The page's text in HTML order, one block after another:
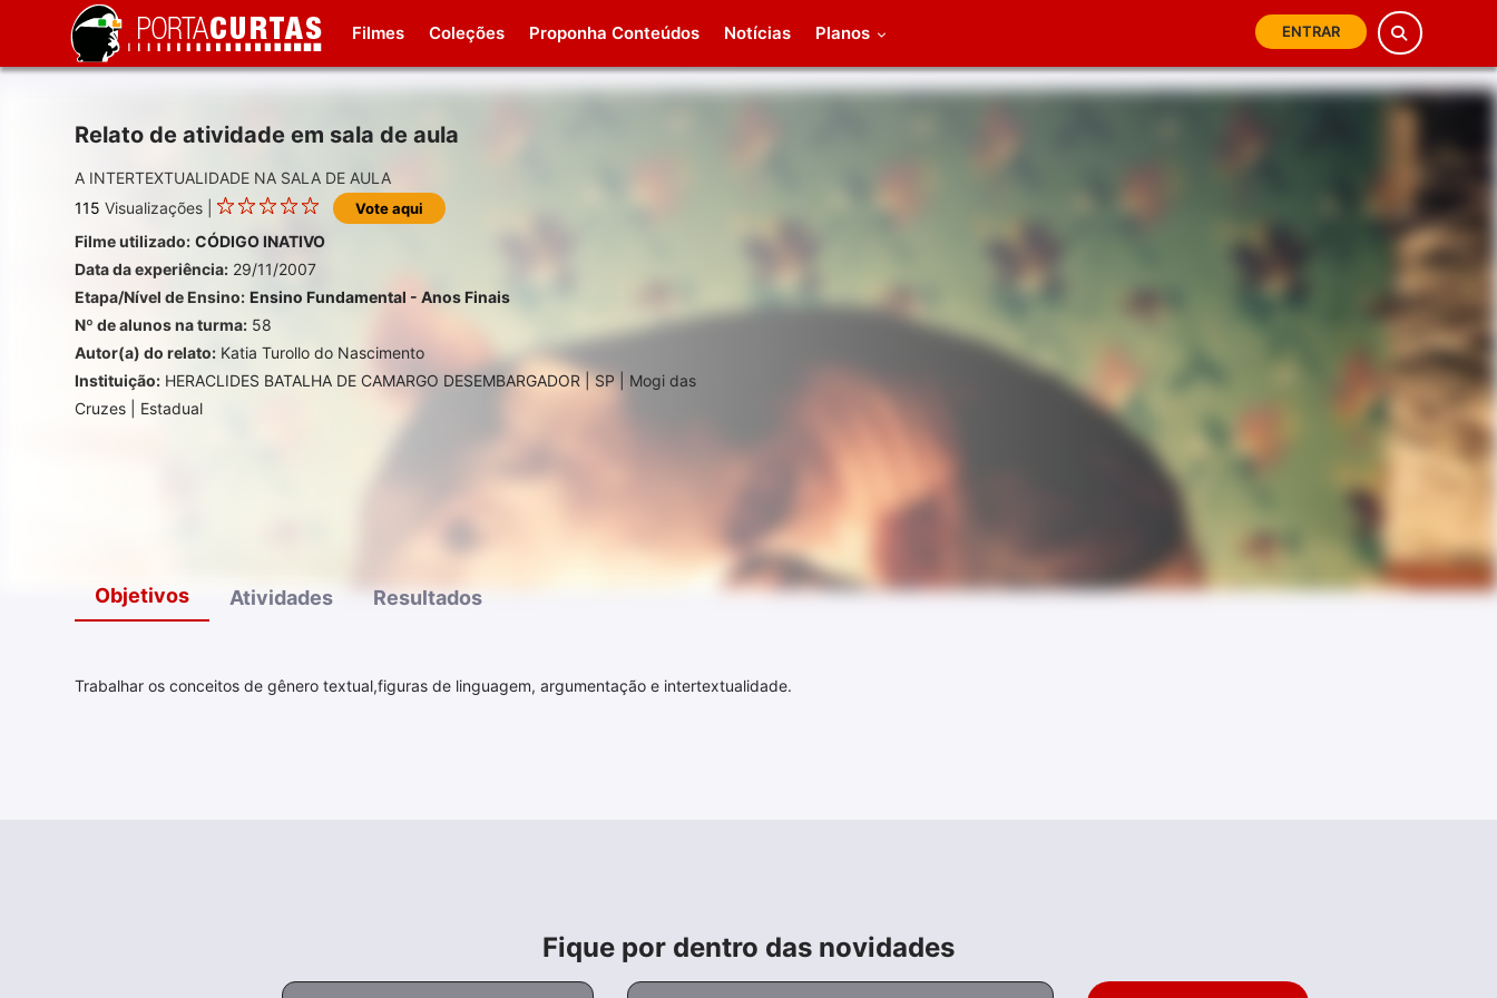
Filmes Coleções Proponha Conteúdos Notícias Planos ENTRAR
Relato de atividade em sala de aula
A INTERTEXTUALIDADE NA SALA DE AULA
115 Visualizações | Vote aqui
Filme utilizado: CÓDIGO INATIVO
Data da experiência: 29/11/2007
Etapa/Nível de Ensino: Ensino Fundamental - Anos Finais
Nº de alunos na turma: 58
Autor(a) do relato: Katia Turollo do Nascimento
Instituição: HERACLIDES BATALHA DE CAMARGO DESEMBARGADOR | SP | Mogi das
Cruzes | Estadual
Objetivos Atividades Resultados
Trabalhar os conceitos de gênero textual,figuras de linguagem, argumentação e intertextualidade.
Fique por dentro das novidades